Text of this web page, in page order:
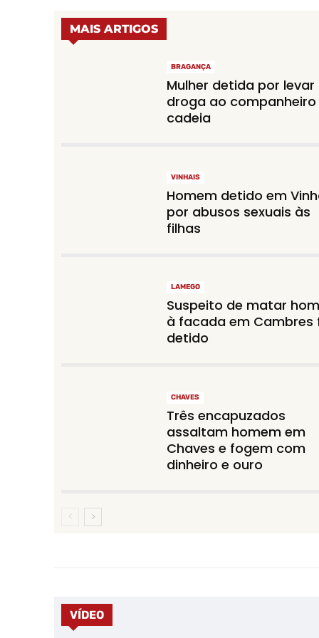
MAIS ARTIGOS
BRAGANÇA
Mulher detida por levar
droga ao companheiro
cadeia
VINHAIS
Homem detido em
por abusos sexuais às
filhas
LAMEGO
Suspeito de matar
à facada em Cambres
detido
CHAVES
Três encapuzados
assaltam homem em
Chaves e fogem com
dinheiro e ouro
VÍDEO